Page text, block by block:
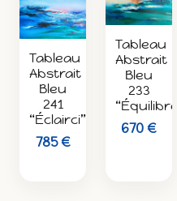
Tableau
Abstrait
Bleu
241
“Éclairci”
785 €
Tableau
Abstrait
Bleu
233
“Équilibre”
670 €